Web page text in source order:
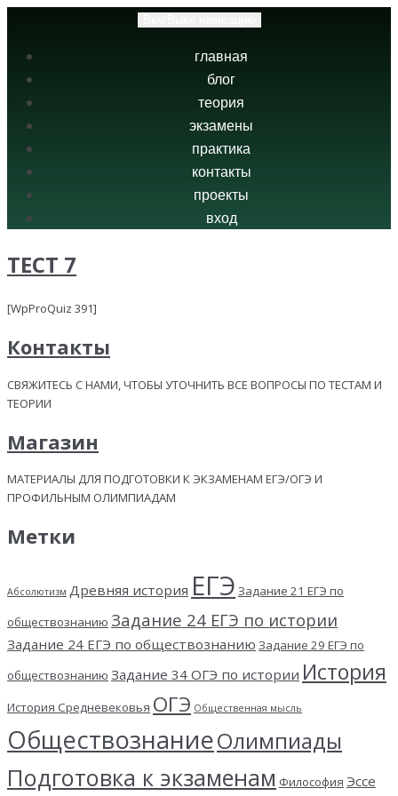
главная
блог
теория
экзамены
практика
контакты
проекты
вход
ТЕСТ 7
[WpProQuiz 391]
Контакты
СВЯЖИТЕСЬ С НАМИ, ЧТОБЫ УТОЧНИТЬ ВСЕ ВОПРОСЫ ПО ТЕСТАМ И
ТЕОРИИ
Магазин
МАТЕРИАЛЫ ДЛЯ ПОДГОТОВКИ К ЭКЗАМЕНАМ ЕГЭ/ОГЭ И
ПРОФИЛЬНЫМ ОЛИМПИАДАМ
Метки
Абсолютизм Древняя история ЕГЭ Задание 21 ЕГЭ по
обществознанию Задание 24 ЕГЭ по истории
Задание 24 ЕГЭ по обществознанию Задание 29 ЕГЭ по
обществознанию Задание 34 ОГЭ по истории История
История Средневековья ОГЭ Общественная мысль
ОбществознаниеОлимпиады
Подготовка к экзаменам Философия Эссе